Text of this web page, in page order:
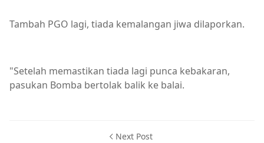
Tambah PGO lagi, tiada kemalangan jiwa dilaporkan.
"Setelah memastikan tiada lagi punca kebakaran,
pasukan Bomba bertolak balik ke balai.
Next Post